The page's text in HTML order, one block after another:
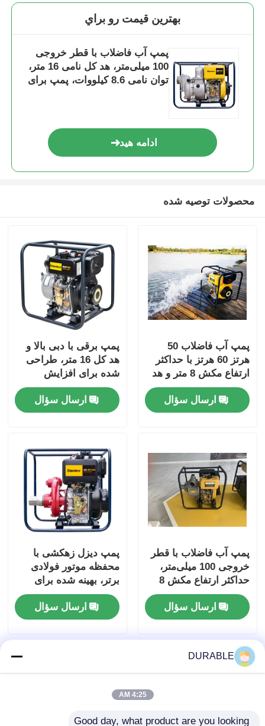
بهترين قيمت رو براي
پمپ آب فاضلاب با قطر خروجی
100 میلی‌متر، هد کل نامی 16 متر،
توان نامی 8.6 کیلووات، پمپ برای
ادامه هید
محصولات توصیه شده
پمپ آب فاضلاب 50
هرتز 60 هرتز با حداکثر
ارتفاع مکش 8 متر و هد
کل نامی 16 متر مناسب
برای تصفیه خانه های
فاضلاب
ارسال سؤال
پمپ برقی با دبی بالا و
هد کل 16 متر، طراحی
شده برای افزایش
بهره‌وری در عملیات
انتقال سیال صنعتی
ارسال سؤال
پمپ آب فاضلاب با قطر
خروجی 100 میلی‌متر،
حداکثر ارتفاع مکش 8
متر و محفظه موتور
فولادی برتر، طراحی
شده برای جابجایی
ارسال سؤال
پمپ دیزل زهکشی با
محفظه موتور فولادی
برتر، بهینه شده برای
عملکرد مداوم و شرایط
بار سنگینارسال سؤال
DURABLE
4:25 AM
Good day, what product are you looking